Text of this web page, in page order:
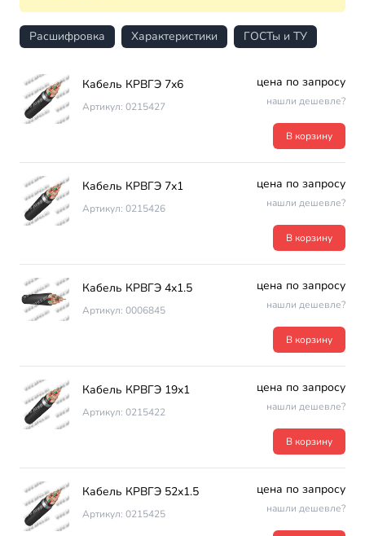
Расшифровка Характеристики ГОСТы и ТУ
Кабель КРВГЭ 7х6
Артикул: 0215427
цена по запросу
нашли дешевле?
В корзину
Кабель КРВГЭ 7х1
Артикул: 0215426
цена по запросу
нашли дешевле?
В корзину
Кабель КРВГЭ 4х1.5
Артикул: 0006845
цена по запросу
нашли дешевле?
В корзину
Кабель КРВГЭ 19х1
Артикул: 0215422
цена по запросу
нашли дешевле?
В корзину
Кабель КРВГЭ 52х1.5
Артикул: 0215425
цена по запросу
нашли дешевле?